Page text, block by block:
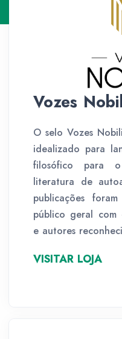
Vozes
O selo Vozes
idealizado para
filosófico para
literatura de
publicações
público geral com
e autores
VISITAR LOJA